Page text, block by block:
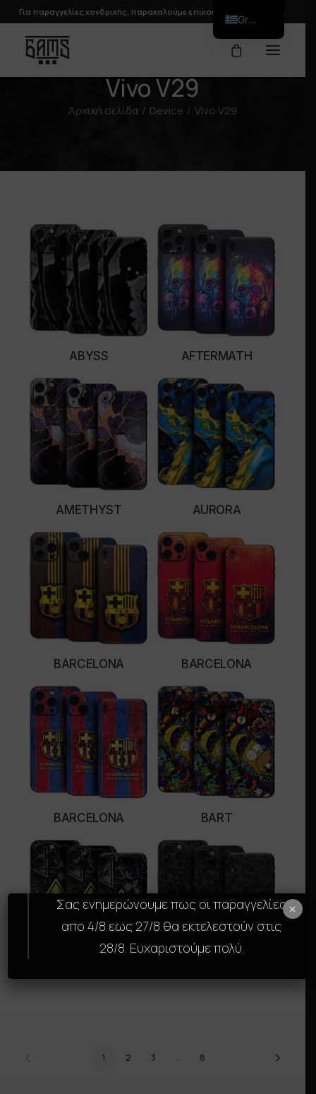
Για παραγγελίες χονδρικής, παρακαλούμε επικοινωνήστε μαζί μας.
Vivo V29
Αρχική σελίδα Device Vivo V29
ABYSS AFTERMATH
AMETHYST AURORA
BARCELONA BARCELONA
BARCELONA BART
SELECT OPTIONS SELECT OPTIONS
1 2 3 … 8
Σας ενημερώνουμε πως οι παραγγελίες
απο 4/8 εως 27/8 θα εκτελεστούν στις
28/8. Ευχαριστούμε πολύ.
×
Greek